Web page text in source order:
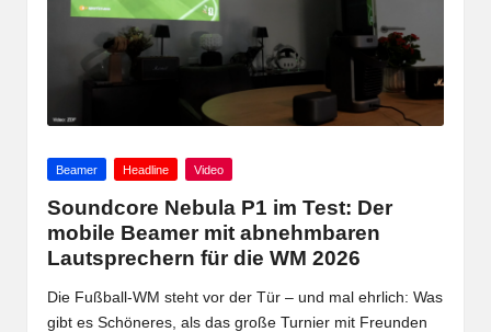
Posted
Beamer Headline Video
Soundcore Nebula P1 im Test: Der
mobile Beamer mit abnehmbaren
Lautsprechern für die WM 2026
Die Fußball-WM steht vor der Tür – und mal ehrlich: Was
gibt es Schöneres, als das große Turnier mit Freunden